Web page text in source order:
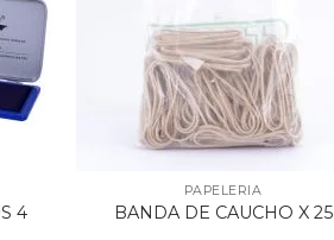
4
PAPELERIA
BANDA DE CAUCHO X 25